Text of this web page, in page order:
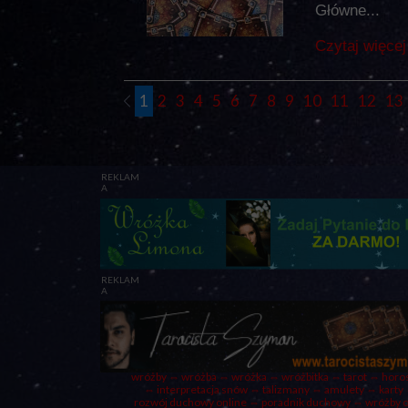
REKLAM
A
REKLAM
A
wróżby ⇔ wróżba ⇔ wróżka ⇔ wróżbitka ⇔ tarot ⇔
⇔ interpretacja snów ⇔ talizmany ⇔ amulety ⇔ karty
rozwój duchowy online ⇔ poradnik duchowy ⇔ wróżby
Główne...
Czytaj więcej
1 2 3 4 5 6 7 8 9 10 11 12 13